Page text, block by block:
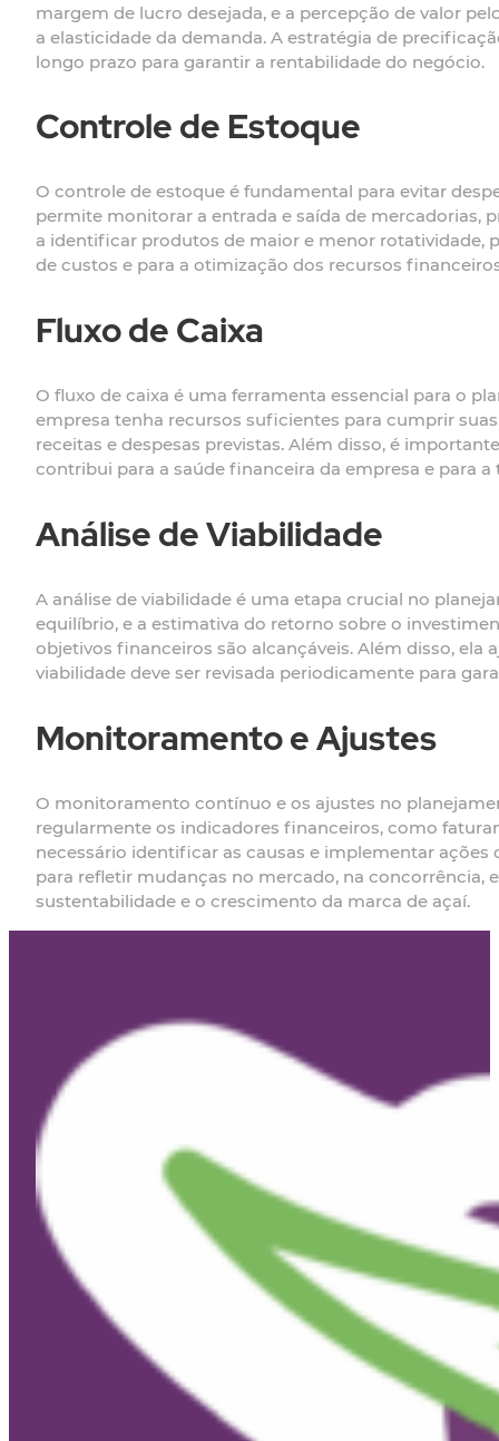
margem de lucro desejada, e a percepção de valor
a elasticidade da demanda. A estratégia de
longo prazo para garantir a rentabilidade do negócio.
Controle de Estoque
O controle de estoque é fundamental para evitar
permite monitorar a entrada e saída de mercadorias,
a identificar produtos de maior e menor rotatividade,
de custos e para a otimização dos recursos
Fluxo de Caixa
O fluxo de caixa é uma ferramenta essencial para o
empresa tenha recursos suficientes para cumprir
receitas e despesas previstas. Além disso, é
contribui para a saúde financeira da empresa e para
Análise de Viabilidade
A análise de viabilidade é uma etapa crucial no
equilíbrio, e a estimativa do retorno sobre o
objetivos financeiros são alcançáveis. Além disso, ela
viabilidade deve ser revisada periodicamente para
Monitoramento e Ajustes
O monitoramento contínuo e os ajustes no
regularmente os indicadores financeiros, como
necessário identificar as causas e implementar
para refletir mudanças no mercado, na
sustentabilidade e o crescimento da marca de açaí.